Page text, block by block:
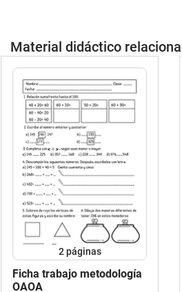
Material didáctico
2páginas
Ficha trabajo metodología
OAOA